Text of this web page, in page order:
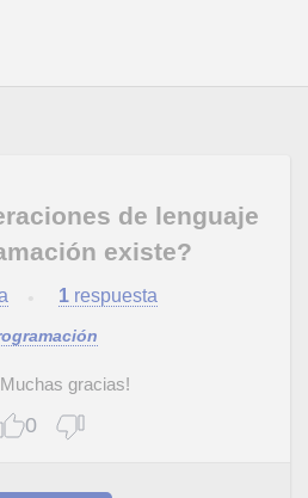
de lenguaje
existe?
1respuesta
gracias!
0